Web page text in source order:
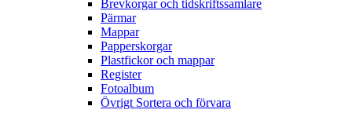
Brevkorgar och tidskriftssamlare
Pärmar
Mappar
Papperskorgar
Plastfickor och mappar
Register
Fotoalbum
Övrigt Sortera och förvara